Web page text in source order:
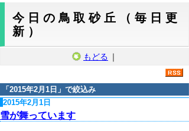
今日の鳥取砂丘（毎日更
新）
もどる ｜
「 2015年2月1日 」で絞込み
2015年2月1日
雪が舞っています